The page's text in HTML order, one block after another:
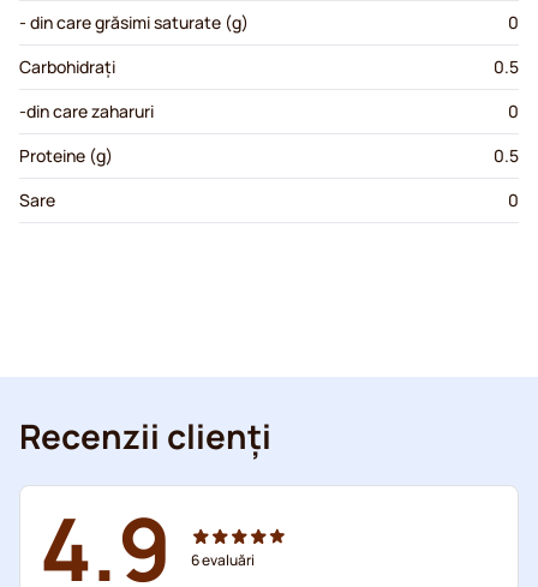
- din care grăsimi saturate (g)
0
Carbohidrați
0.5
-din care zaharuri
0
Proteine (g)
0.5
Sare
0
Recenzii clienți
4.9 6evaluări